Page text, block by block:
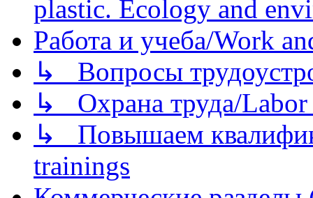
plastic. Ecology and
Работа и учеба/Work
↳ Вопросы
↳ Охрана труда/Labor
↳ Повышаем
trainings